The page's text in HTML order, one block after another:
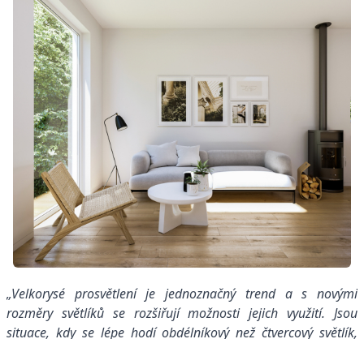
„Velkorysé prosvětlení je jednoznačný trend a s novými
rozměry světlíků se rozšiřují možnosti jejich využití. Jsou
situace, kdy se lépe hodí obdélníkový než čtvercový světlík,